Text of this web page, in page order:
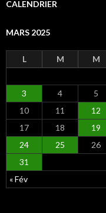
e
h
CALENDRIER
MARS 2025
L M M
« Fév
3
4 5
10
11 12
17
18 19
24
25 26
31